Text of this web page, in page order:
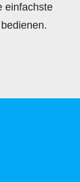
einfachste